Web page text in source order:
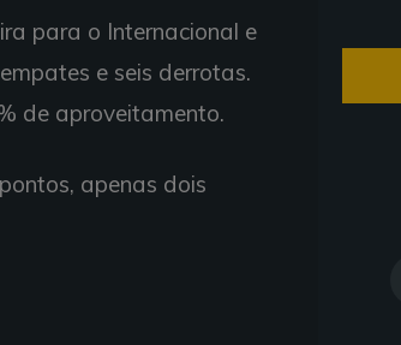
para o Internacional e
e seis derrotas.
de aproveitamento.
apenas dois